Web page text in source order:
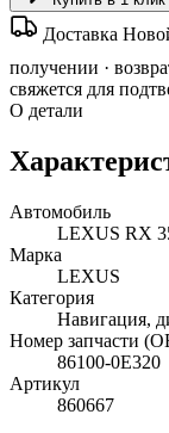
Доставка
получении ·
свяжется для
О детали
Автомобиль
LEXUS RX
Марка
LEXUS
Категория
Навигация,
Номер запчасти
86100-0E320
Артикул
860667